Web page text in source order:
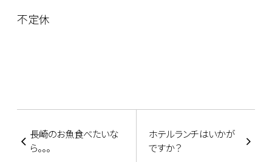
不定休
長崎のお魚食べたいな
ら。。。
ホテルランチはいかが
ですか？